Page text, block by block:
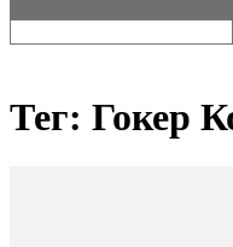
Тег: Гокер